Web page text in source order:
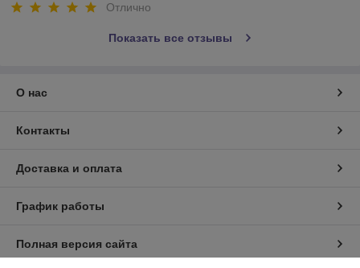
Отлично
Показать все отзывы
О нас
Контакты
Доставка и оплата
График работы
Полная версия сайта